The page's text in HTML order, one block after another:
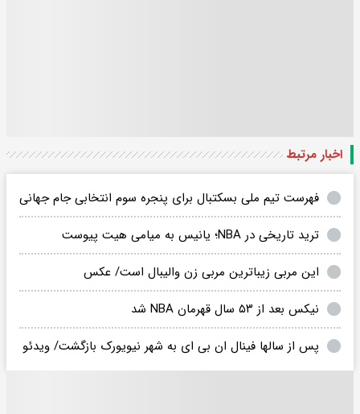
اخبار مرتبط
فهرست تیم ملی بسکتبال برای پنجره سوم انتخابی جام جهانی
ترید تاریخی در NBA؛ یانیس به میامی هیت پیوست
این مربی زیباترین مربی زن والیبال است/ عکس
نیکس بعد از ۵۳ سال قهرمان NBA شد
پس از سالها فینال ان بی ای به شهر نیویورک بازگشت/ ویدئو